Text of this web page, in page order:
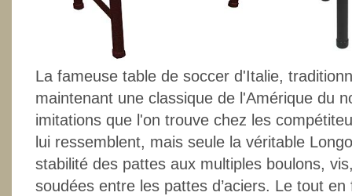
La fameuse table de soccer d'Italie,
maintenant une classique de l'Amérique du
imitations que l'on trouve chez les
lui ressemblent, mais seule la véritable
stabilité des pattes aux multiples boulons,
soudées entre les pattes d’aciers. Le tout en